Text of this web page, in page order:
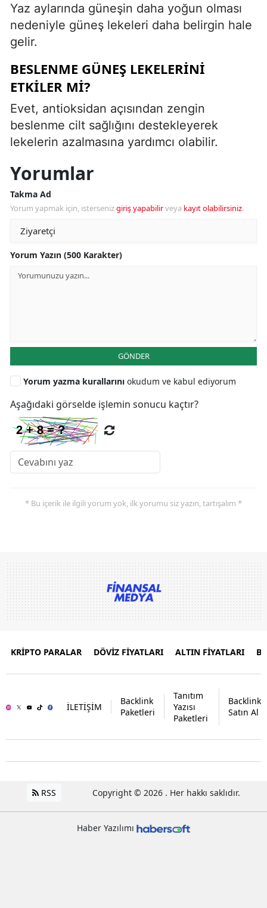
Yaz aylarında güneşin daha yoğun olması
nedeniyle güneş lekeleri daha belirgin hale
gelir.
BESLENME GÜNEŞ LEKELERINI
ETKILER MI?
Evet, antioksidan açısından zengin
beslenme cilt sağlığını destekleyerek
lekelerin azalmasına yardımcı olabilir.
Yorumlar
Takma Ad
Yorum yapmak için, istersenizgiriş yapabilirveya kayıt olabilirsiniz.
Yorum Yazın (500 Karakter)
GÖNDER
Yorum yazma kurallarını okudum ve kabul ediyorum
Aşağıdaki görselde işlemin sonucu kaçtır?
* Bu içerik ile ilgili yorum yok, ilk yorumu siz yazın, tartışalım *
KRİPTO PARALAR DÖVİZ FİYATLARI ALTIN FİYATLARI
İLETİŞİM
Backlink
Paketleri
Tanıtım
Yazısı
Paketleri
Backlink
Satın Al
RSS Copyright © 2026 . Her hakkı saklıdır.
Haber Yazılımı